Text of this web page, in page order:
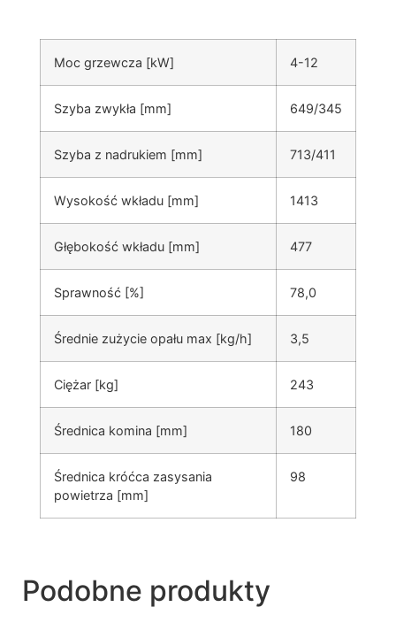
Moc grzewcza [kW] 4-12
Szyba zwykła [mm] 649/345
Szyba z nadrukiem [mm] 713/411
Wysokość wkładu [mm] 1413
Głębokość wkładu [mm] 477
Sprawność [%] 78,0
Średnie zużycie opału max [kg/h] 3,5
Ciężar [kg] 243
Średnica komina [mm] 180
Średnica króćca zasysania
powietrza [mm]
98
Podobne produkty